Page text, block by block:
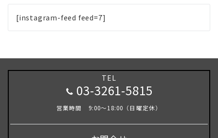
[instagram-feed feed=7]
TEL
03-3261-5815
営業時間 9:00～18:00（日曜定休）